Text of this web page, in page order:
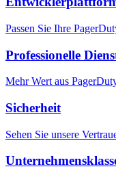
Passen Sie Ihre
Professionelle
Mehr Wert aus
Sicherheit
Sehen Sie unsere